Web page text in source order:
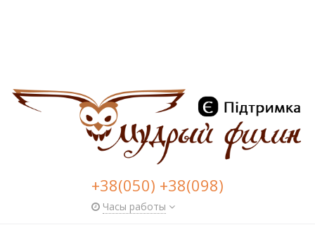
+38(050) +38(098)
Часы работы